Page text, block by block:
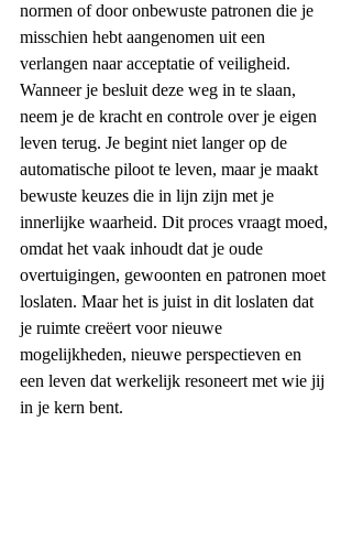
normen of door onbewuste patronen die je
misschien hebt aangenomen uit een
verlangen naar acceptatie of veiligheid.
Wanneer je besluit deze weg in te slaan,
neem je de kracht en controle over je eigen
leven terug. Je begint niet langer op de
automatische piloot te leven, maar je maakt
bewuste keuzes die in lijn zijn met je
innerlijke waarheid. Dit proces vraagt moed,
omdat het vaak inhoudt dat je oude
overtuigingen, gewoonten en patronen moet
loslaten. Maar het is juist in dit loslaten dat
je ruimte creëert voor nieuwe
mogelijkheden, nieuwe perspectieven en
een leven dat werkelijk resoneert met wie jij
in je kern bent.